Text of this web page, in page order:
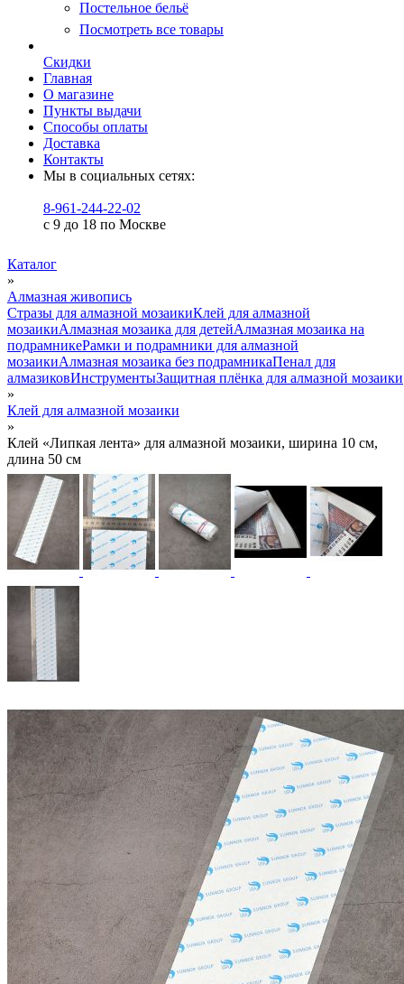
Постельное бельё
Посмотреть все товары
Скидки
Главная
О магазине
Пункты выдачи
Способы оплаты
Доставка
Контакты
Мы в социальных сетях:
8-961-244-22-02
с 9 до 18 по Москве
Каталог
»
Алмазная живопись
Стразы для алмазной мозаикиКлей для алмазной
мозаикиАлмазная мозаика для детейАлмазная мозаика на
подрамникеРамки и подрамники для алмазной
мозаикиАлмазная мозаика без подрамникаПенал для
алмазиковИнструментыЗащитная плёнка для алмазной мозаики
»
Клей для алмазной мозаики
»
Клей «Липкая лента» для алмазной мозаики, ширина 10 см,
длина 50 см